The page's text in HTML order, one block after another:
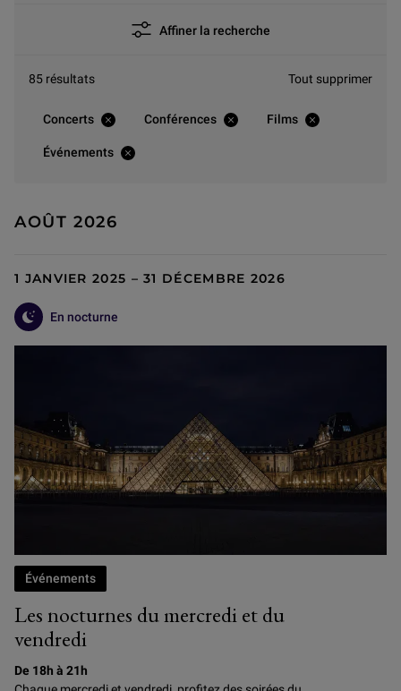
Affiner la recherche
85 résultats Tout supprimer
Concerts Conférences Films
Événements
AOÛT 2026
1 JANVIER 2025 – 31 DÉCEMBRE 2026
En nocturne
Les nocturnes du mercredi et du
vendredi
Événements
De 18h à 21h